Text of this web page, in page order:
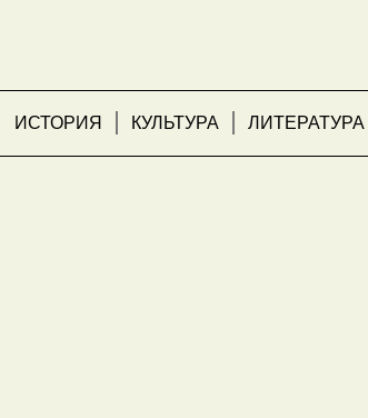
ИСТОРИЯ КУЛЬТУРА ЛИТЕРАТУРА